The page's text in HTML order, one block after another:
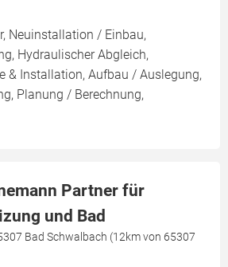
Neuinstallation / Einbau,
Hydraulischer Abgleich,
& Installation, Aufbau / Auslegung,
Planung / Berechnung,
Partner für
und Bad
Bad Schwalbach (12km von 65307